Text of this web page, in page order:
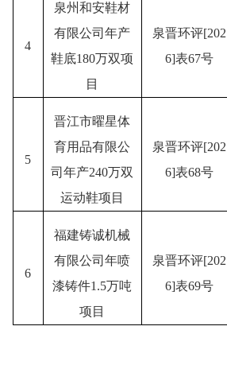
4
泉州和安鞋材
有限公司年产
鞋底180万双项
目
泉晋环评[202
6]表67号
5
晋江市曜星体
育用品有限公
司年产240万双
运动鞋项目
泉晋环评[202
6]表68号
6
福建铸诚机械
有限公司年喷
漆铸件1.5万吨
项目
泉晋环评[202
6]表69号